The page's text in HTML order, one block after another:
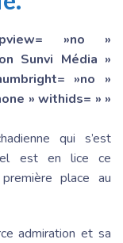
»no »
Sunvi Média »
»no »
» withids= » »
qui s’est
est en lice ce
place au
admiration et sa